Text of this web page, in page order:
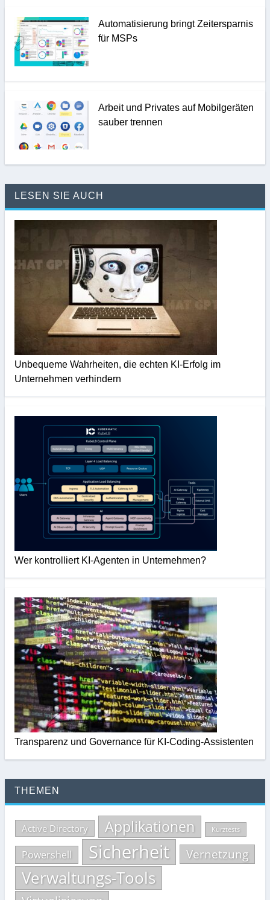
Automatisierung bringt Zeitersparnis
für MSPs
Arbeit und Privates auf Mobilgeräten
sauber trennen
LESEN SIE AUCH
Unbequeme Wahrheiten, die echten KI-Erfolg im
Unternehmen verhindern
Wer kontrolliert KI-Agenten in Unternehmen?
Transparenz und Governance für KI-Coding-Assistenten
THEMEN
Active Directory Applikationen Kurztests
Powershell Sicherheit Vernetzung
Verwaltungs-Tools